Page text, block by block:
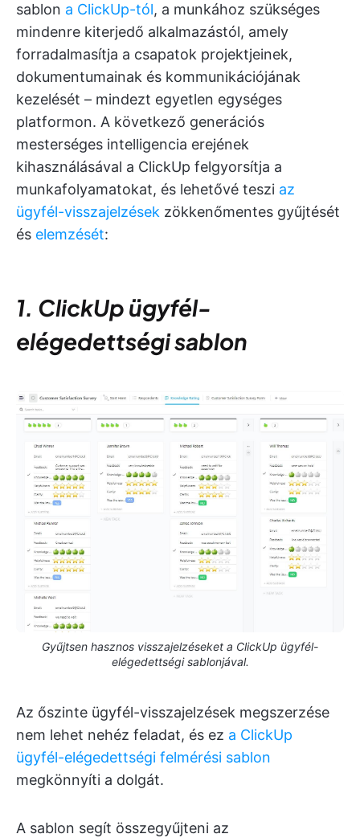
sablon a ClickUp-tól, a munkához szükséges
mindenre kiterjedő alkalmazástól, amely
forradalmasítja a csapatok projektjeinek,
dokumentumainak és kommunikációjának
kezelését – mindezt egyetlen egységes
platformon. A következő generációs
mesterséges intelligencia erejének
kihasználásával a ClickUp felgyorsítja a
munkafolyamatokat, és lehetővé teszi az
ügyfél-visszajelzések zökkenőmentes gyűjtését
és elemzését:
1. ClickUp ügyfél-
elégedettségi sablon
Gyűjtsen hasznos visszajelzéseket a ClickUp ügyfél-
elégedettségi sablonjával.
Az őszinte ügyfél-visszajelzések megszerzése
nem lehet nehéz feladat, és ez a ClickUp
ügyfél-elégedettségi felmérési sablon
megkönnyíti a dolgát.
A sablon segít összegyűjteni az